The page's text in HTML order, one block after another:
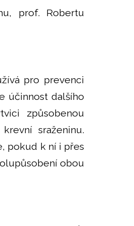
prof. Robertu
pro prevenci
účinnost dalšího
způsobenou
sraženinu.
pokud k ní i přes
obou